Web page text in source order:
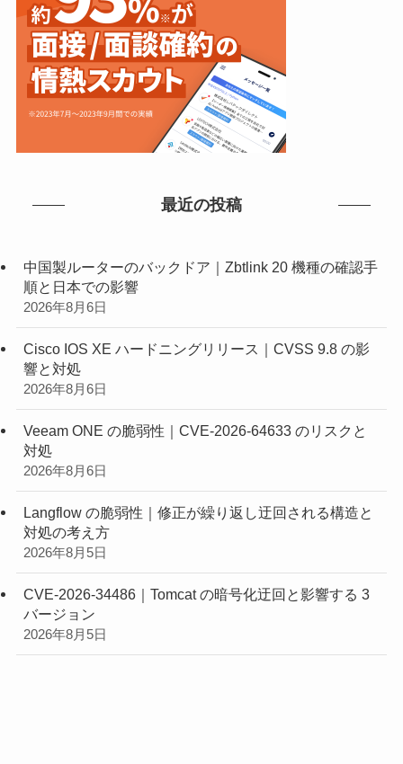
最近の投稿
中国製ルーターのバックドア｜Zbtlink 20 機種の確認手
順と日本での影響
2026年8月6日
Cisco IOS XE ハードニングリリース｜CVSS 9.8 の影
響と対処
2026年8月6日
Veeam ONE の脆弱性｜CVE-2026-64633 のリスクと
対処
2026年8月6日
Langflow の脆弱性｜修正が繰り返し迂回される構造と
対処の考え方
2026年8月5日
CVE-2026-34486｜Tomcat の暗号化迂回と影響する 3
バージョン
2026年8月5日